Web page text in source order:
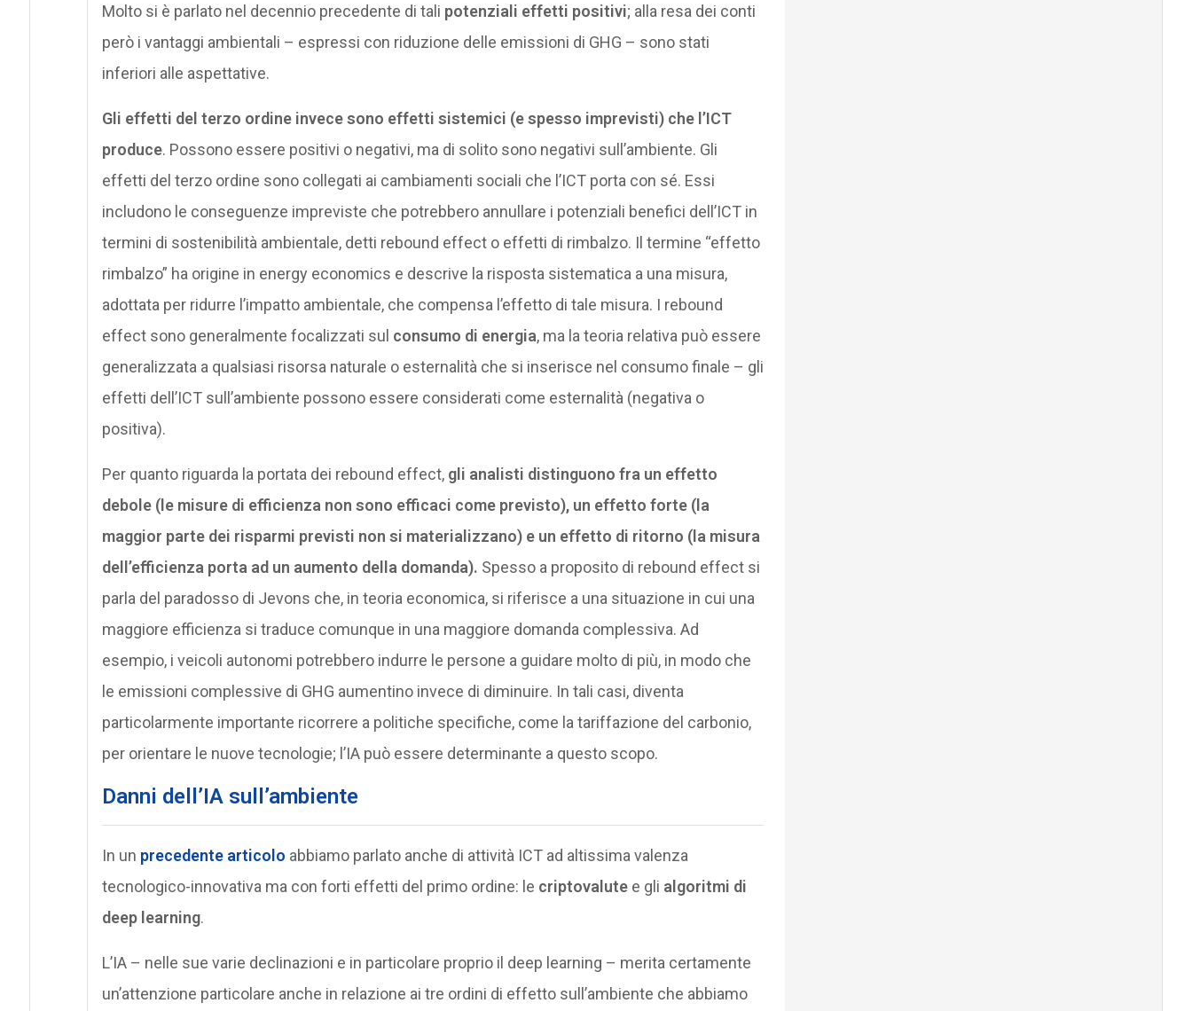
Molto si è parlato nel decennio precedente di tali potenziali effetti positivi; alla resa dei conti
però i vantaggi ambientali – espressi con riduzione delle emissioni di GHG – sono stati
inferiori alle aspettative.
Gli effetti del terzo ordine invece sono effetti sistemici (e spesso imprevisti) che l’ICT
produce. Possono essere positivi o negativi, ma di solito sono negativi sull’ambiente. Gli
effetti del terzo ordine sono collegati ai cambiamenti sociali che l’ICT porta con sé. Essi
includono le conseguenze impreviste che potrebbero annullare i potenziali benefici dell’ICT in
termini di sostenibilità ambientale, detti rebound effect o effetti di rimbalzo. Il termine “effetto
rimbalzo” ha origine in energy economics e descrive la risposta sistematica a una misura,
adottata per ridurre l’impatto ambientale, che compensa l’effetto di tale misura. I rebound
effect sono generalmente focalizzati sul consumo di energia, ma la teoria relativa può essere
generalizzata a qualsiasi risorsa naturale o esternalità che si inserisce nel consumo finale – gli
effetti dell’ICT sull’ambiente possono essere considerati come esternalità (negativa o
positiva).
Per quanto riguarda la portata dei rebound effect, gli analisti distinguono fra un effetto
debole (le misure di efficienza non sono efficaci come previsto), un effetto forte (la
maggior parte dei risparmi previsti non si materializzano) e un effetto di ritorno (la misura
dell’efficienza porta ad un aumento della domanda). Spesso a proposito di rebound effect si
parla del paradosso di Jevons che, in teoria economica, si riferisce a una situazione in cui una
maggiore efficienza si traduce comunque in una maggiore domanda complessiva. Ad
esempio, i veicoli autonomi potrebbero indurre le persone a guidare molto di più, in modo che
le emissioni complessive di GHG aumentino invece di diminuire. In tali casi, diventa
particolarmente importante ricorrere a politiche specifiche, come la tariffazione del carbonio,
per orientare le nuove tecnologie; l’IA può essere determinante a questo scopo.
Danni dell’IA sull’ambiente
In un precedente articolo abbiamo parlato anche di attività ICT ad altissima valenza
tecnologico-innovativa ma con forti effetti del primo ordine: le criptovalutee gli algoritmi di
deep learning.
L’IA – nelle sue varie declinazioni e in particolare proprio il deep learning – merita certamente
un’attenzione particolare anche in relazione ai tre ordini di effetto sull’ambiente che abbiamo